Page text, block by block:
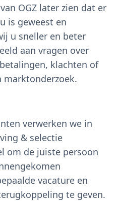
OGZ later zien dat er
is geweest en
u sneller en beter
aan vragen over
klachten of
marktonderzoek.
verwerken we in
& selectie
om de juiste persoon
vacature en
te geven.